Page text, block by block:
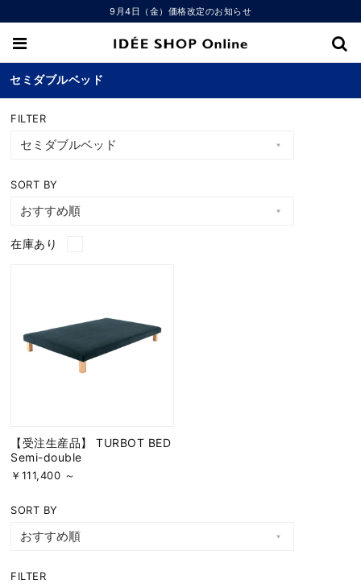
9月4日（金）価格改定のお知らせ
セミダブルベッド
FILTER
SORT BY
在庫あり
【受注生産品】 TURBOT BED
Semi-double
￥111,400 ～
SORT BY
FILTER